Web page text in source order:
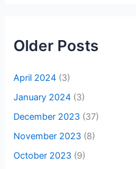
Older Posts
April 2024 (3)
January 2024 (3)
December 2023 (37)
November 2023 (8)
October 2023 (9)